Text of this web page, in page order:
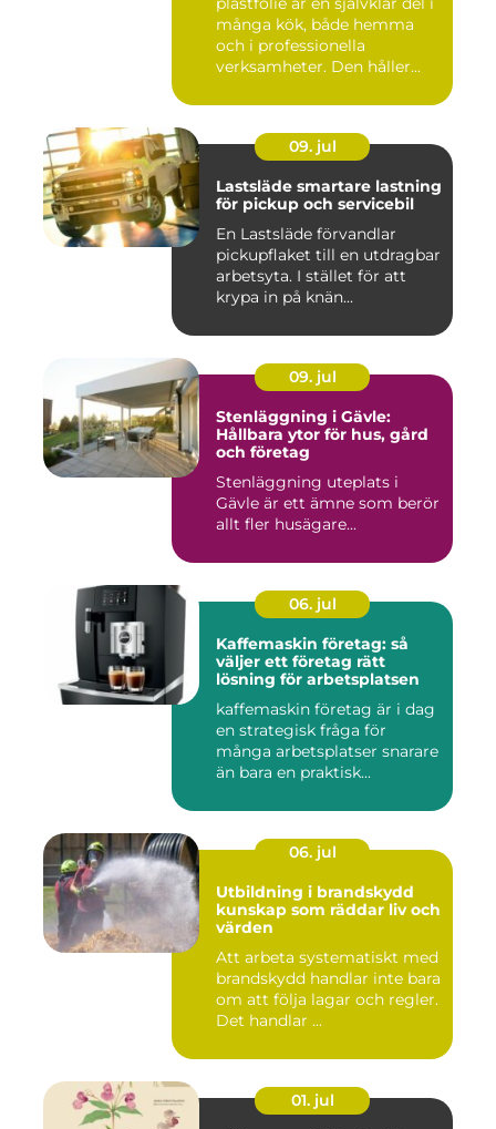
många kök, både hemma
och i professionella
verksamheter. Den håller...
09. jul
Lastsläde smartare lastning
för pickup och servicebil
En Lastsläde förvandlar
pickupflaket till en utdragbar
arbetsyta. I stället för att
krypa in på knän...
09. jul
Stenläggning i Gävle:
Hållbara ytor för hus, gård
och företag
Stenläggning uteplats i
Gävle är ett ämne som berör
allt fler husägare...
06. jul
Kaffemaskin företag: så
väljer ett företag rätt
lösning för arbetsplatsen
kaffemaskin företag är i dag
en strategisk fråga för
många arbetsplatser snarare
än bara en praktisk...
06. jul
Utbildning i brandskydd
kunskap som räddar liv och
värden
Att arbeta systematiskt med
brandskydd handlar inte bara
om att följa lagar och regler.
Det handlar ...
01. jul